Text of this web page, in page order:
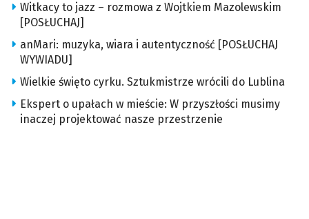
Witkacy to jazz – rozmowa z Wojtkiem Mazolewskim
[POSŁUCHAJ]
anMari: muzyka, wiara i autentyczność [POSŁUCHAJ
WYWIADU]
Wielkie święto cyrku. Sztukmistrze wrócili do Lublina
Ekspert o upałach w mieście: W przyszłości musimy
inaczej projektować nasze przestrzenie